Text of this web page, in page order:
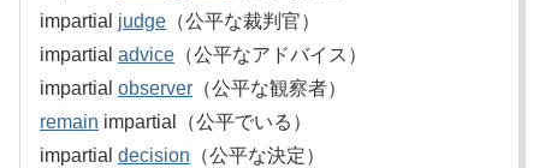
impartial judge （公平な裁判官）
impartial advice （公平なアドバイス）
impartial observer （公平な観察者）
remain impartial（公平でいる）
impartial decision （公平な決定）